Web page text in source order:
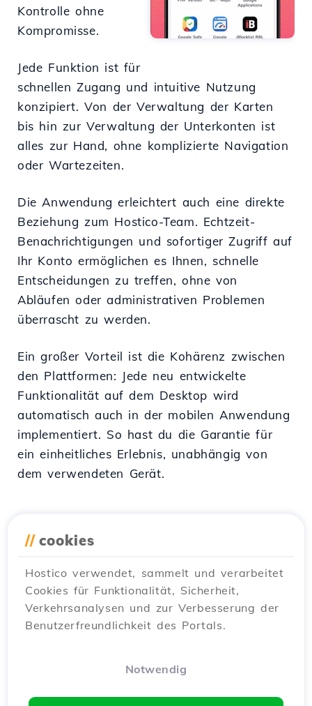
Kontrolle ohne
Kompromisse.
Jede Funktion ist für
schnellen Zugang und intuitive Nutzung
konzipiert. Von der Verwaltung der Karten
bis hin zur Verwaltung der Unterkonten ist
alles zur Hand, ohne komplizierte Navigation
oder Wartezeiten.
Die Anwendung erleichtert auch eine direkte
Beziehung zum Hostico-Team. Echtzeit-
Benachrichtigungen und sofortiger Zugriff auf
Ihr Konto ermöglichen es Ihnen, schnelle
Entscheidungen zu treffen, ohne von
Abläufen oder administrativen Problemen
überrascht zu werden.
Ein großer Vorteil ist die Kohärenz zwischen
den Plattformen: Jede neu entwickelte
Funktionalität auf dem Desktop wird
automatisch auch in der mobilen Anwendung
implementiert. So hast du die Garantie für
ein einheitliches Erlebnis, unabhängig von
dem verwendeten Gerät.
Kurz gesagt, wenn du Mobilität, Sicherheit
und Selbstständigkeit bei der Verwaltung
deiner Online-Dienste wünschst, ist die
Hostico App das Werkzeug, das dir die Arbeit
erleichtert und dir die Freiheit gibt, von
// cookies
Hostico verwendet, sammelt und verarbeitet
Cookies für Funktionalität, Sicherheit,
Verkehrsanalysen und zur Verbesserung der
Benutzerfreundlichkeit des Portals.
Notwendig